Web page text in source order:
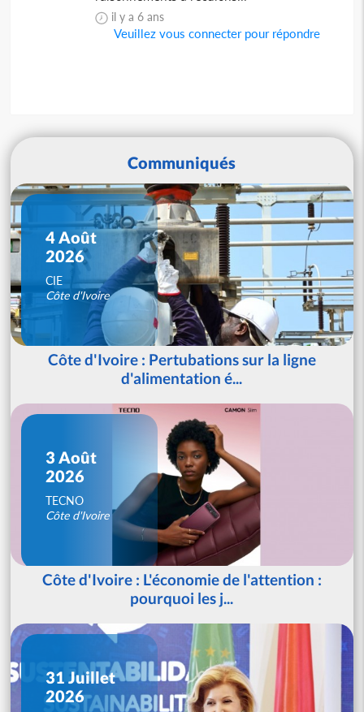
il y a 6 ans
Veuillez vous connecter pour répondre
Communiqués
4 Août
2026
CIE
Côte d'Ivoire
Côte d'Ivoire : Pertubations sur la ligne
d'alimentation é...
3 Août
2026
TECNO
Côte d'Ivoire
Côte d'Ivoire : L'économie de l'attention :
pourquoi les j...
31 Juillet
2026